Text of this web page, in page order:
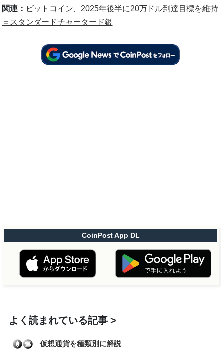
関連： ビットコイン、2025年後半に20万ドル到達目標を維持
＝スタンダードチャータード銀
CoinPost App DL
よく読まれている記事
仮想通貨を種類別に解説